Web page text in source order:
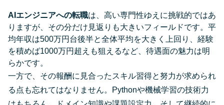
AIエンジニアへの転職は、高い専門性ゆえに挑戦的ではあ
りますが、その分だけ見返りも大きいフィールドです。平
均年収は500万円台後半と全体平均を大きく上回り、経験
を積めば1000万円超えも狙えるなど、待遇面の魅力は明
らかです。
一方で、その報酬に見合ったスキル習得と努力が求められ
る点も忘れてはなりません。Pythonや機械学習の技術力